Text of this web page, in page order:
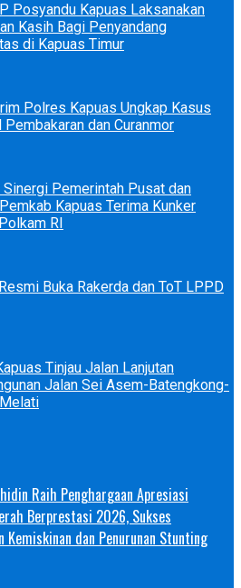
Posyandu Kapuas Laksanakan
Kasih Bagi Penyandang
di Kapuas Timur
Polres Kapuas Ungkap Kasus
Pembakaran dan Curanmor
Sinergi Pemerintah Pusat dan
Kapuas Terima Kunker
RI
Buka Rakerda dan ToT LPPD
Tinjau Jalan Lanjutan
Jalan Sei Asem-Batengkong-
Raih Penghargaan Apresiasi
Berprestasi 2026, Sukses
Kemiskinan dan Penurunan Stunting